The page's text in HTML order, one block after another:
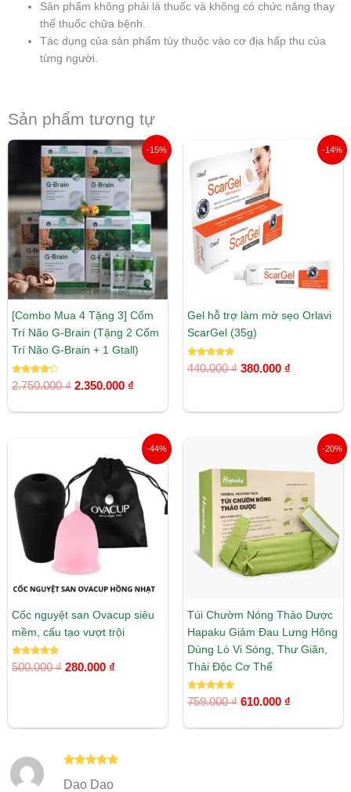
Sản phẩm không phải là thuốc và không có chức năng thay
thế thuốc chữa bệnh.
Tác dụng của sản phẩm tùy thuộc vào cơ địa hấp thu của
từng người.
Sản phẩm tương tự
-15%
[Combo Mua 4 Tặng 3] Cốm
Trí Não G-Brain (Tặng 2 Cốm
Trí Não G-Brain + 1 Gtall)
Được xếp
hạng
2.750.000₫
Giá
gốc
là:
2.750.000 ₫.
2.350.000 ₫
Giá
hiện
tại
2.350.000 ₫.
-14%
Gel hỗ trợ làm mờ sẹo Orlavi
ScarGel (35g)
Được xếp
hạng
440.000₫
Giá
gốc
là:
440.000 ₫.
380.000 ₫
-44%
Cốc nguyệt san Ovacup siêu
mềm, cấu tạo vượt trội
Được xếp
hạng
500.000₫
là:
500.000 ₫.
280.000 ₫
hiện
tại
là:
280.000 ₫.
-20%
Túi Chườm Nóng Thảo Dược
Hapaku Giảm Đau Lưng Hông
Dùng Lò Vi Sóng, Thư Giãn,
Thải Độc Cơ Thể
Được xếp
hạng
759.000₫
là:
759.000 ₫.
610.000 ₫
tại
là:
610.000 ₫.
hạng 55
Dao Dao